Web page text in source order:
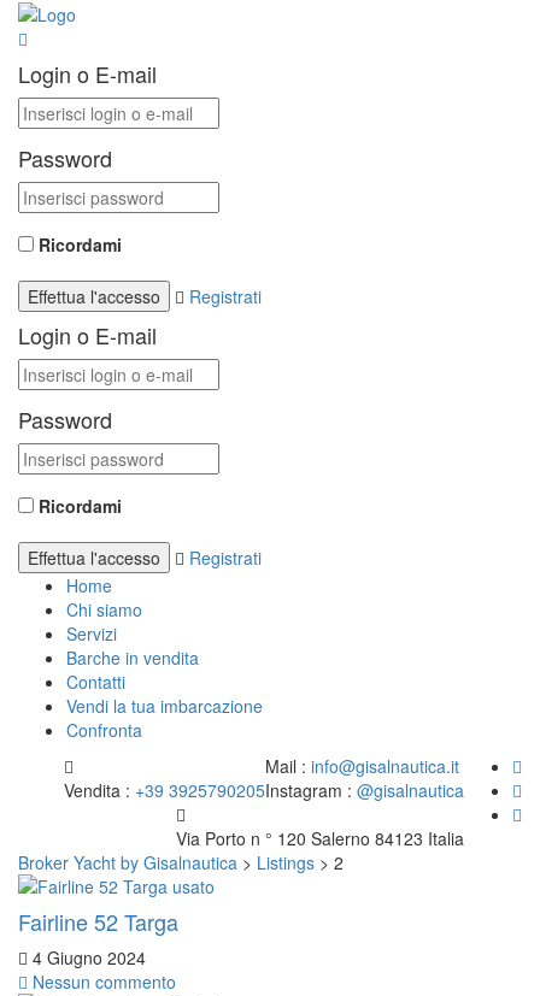
Login o E-mail
Password
Ricordami
Registrati
Login o E-mail
Password
Ricordami
Registrati
Home
Chi siamo
Servizi
Barche in vendita
Contatti
Vendi la tua imbarcazione
Confronta
Mail : info@gisalnautica.it
Instagram : @gisalnautica
Vendita : +39 3925790205
Via Porto n ° 120 Salerno 84123 Italia
Broker Yacht by Gisalnautica > Listings > 2
Fairline 52 Targa
4 Giugno 2024
Nessun commento